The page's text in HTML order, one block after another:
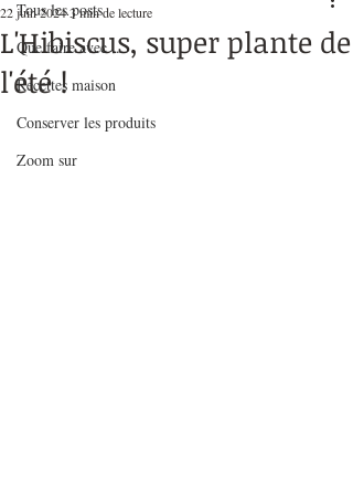
Tous les posts
Que faire avec ...
Recettes maison
Conserver les produits
Zoom sur
L'Hibiscus, super plante de
l'été !
22 juin 20243 min de lecture